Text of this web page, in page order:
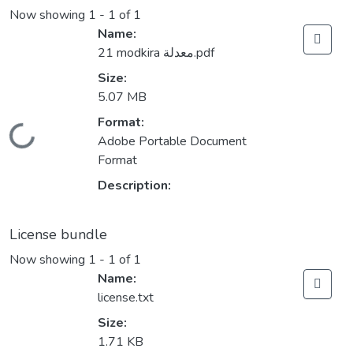
Now showing 1 - 1 of 1
Loading...
Name:
21 modkira معدلة.pdf
Size:
5.07 MB
Format:
Adobe Portable Document
Format
Description:
License bundle
Now showing 1 - 1 of 1
Name:
license.txt
Size:
1.71 KB